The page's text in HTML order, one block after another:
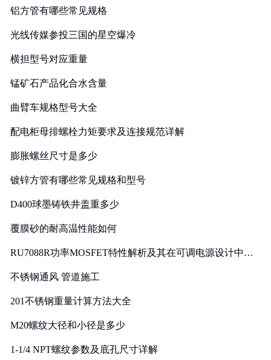
铝方管有哪些常见规格
光线传媒参投三国的星空爆冷
横担型号对应重量
锰矿石产品化合水含量
曲臂车规格型号大全
配电柜母排螺栓力矩要求及连接规范详解
膨胀螺丝尺寸是多少
镀锌方管有哪些常见规格和型号
D400球墨铸铁井盖重多少
覆膜砂的耐高温性能如何
RU7088R功率MOSFET特性解析及其在可调电源设计中的
不锈钢通风 管道施工
201不锈钢重量计算方法大全
M20螺纹大径和小径是多少
1-1/4 NPT螺纹参数及底孔尺寸详解